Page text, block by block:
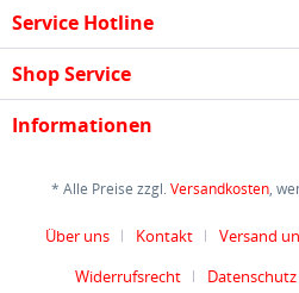
Service Hotline
Shop Service
Informationen
* Alle Preise zzgl.Versandkosten,
Über uns Kontakt
Versand
Widerrufsrecht
Datenschutz